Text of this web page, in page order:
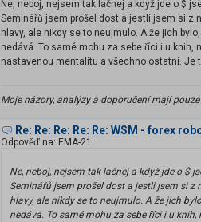
Ne, neboj, nejsem tak lačnej a když jde o $
Seminářů jsem prošel dost a jestli jsem si z
hlavy, ale nikdy se to neujmulo. A že jich
nedává. To samé mohu za sebe říci
nastavenou mentalitu a všechno ostatní. Je
Moje názory, analýzy a doporučení mají
Re: Re: Re: Re: Re: WSM - forex
Odpověď na: EMA-21
Ne, neboj, nejsem tak lačnej a když jde o $
Seminářů jsem prošel dost a jestli jsem si
hlavy, ale nikdy se to neujmulo. A že jich
nedává. To samé mohu za sebe